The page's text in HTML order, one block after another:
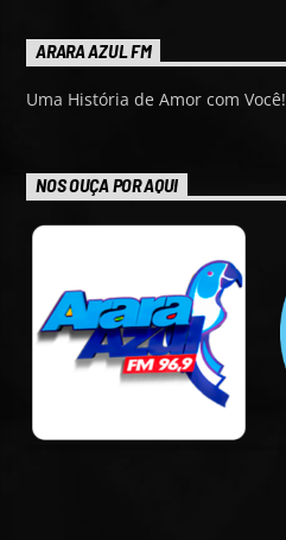
ARARA AZUL FM
Uma História de Amor com Você!
NOS OUÇA POR AQUI